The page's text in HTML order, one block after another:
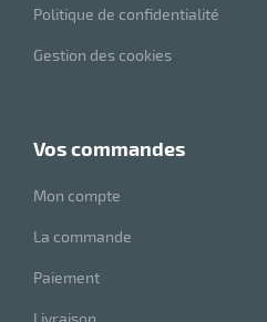
Politique de confidentialité
Gestion des cookies
vos commandes
Mon compte
La commande
Paiement
Livraison